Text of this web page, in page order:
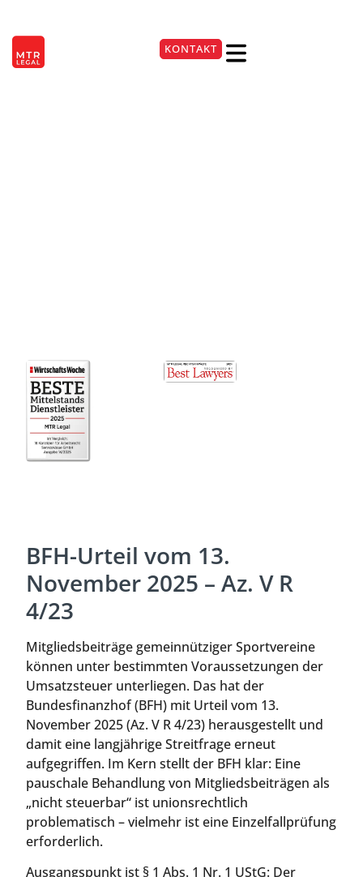
+49 221 9999220 KONTAKT
BFH-Urteil vom 13.
November 2025 – Az. V R
4/23
Mitgliedsbeiträge gemeinnütziger Sportvereine
können unter bestimmten Voraussetzungen der
Umsatzsteuer unterliegen. Das hat der
Bundesfinanzhof (BFH) mit Urteil vom 13.
November 2025 (Az. V R 4/23) herausgestellt und
damit eine langjährige Streitfrage erneut
aufgegriffen. Im Kern stellt der BFH klar: Eine
pauschale Behandlung von Mitgliedsbeiträgen als
„nicht steuerbar“ ist unionsrechtlich
problematisch – vielmehr ist eine Einzelfallprüfung
erforderlich.
Ausgangspunkt ist § 1 Abs. 1 Nr. 1 UStG: Der